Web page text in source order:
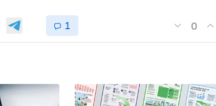
1 0